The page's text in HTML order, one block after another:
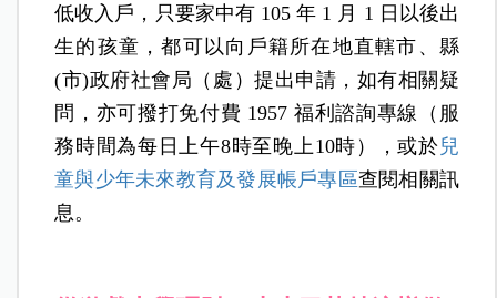
低收入戶，只要家中有 105 年 1 月 1 日以後出
生的孩童，都可以向戶籍所在地直轄市、縣
(市)政府社會局（處）提出申請，如有相關疑
問，亦可撥打免付費 1957 福利諮詢專線（服
務時間為每日上午8時至晚上10時），或於兒
童與少年未來教育及發展帳戶專區查閱相關訊
息。